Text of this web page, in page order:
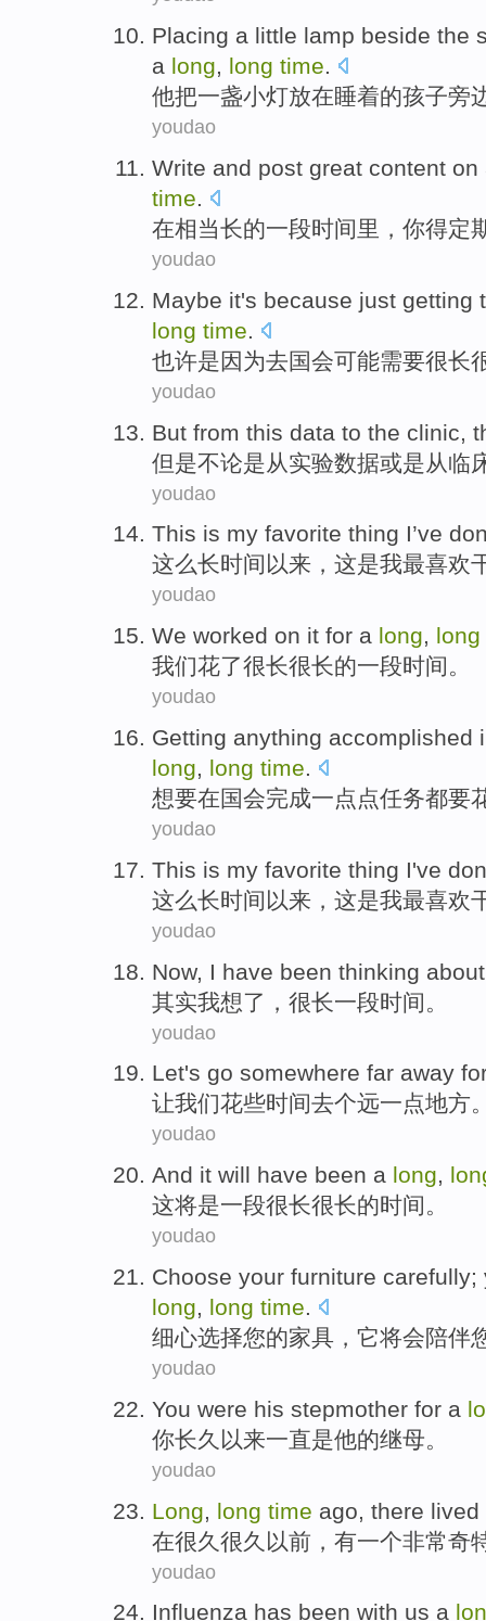
Placing a little lamp beside the
a long, long time.
他把一盏小灯放在睡着的孩子旁
youdao
Write and post great content on
time.
在相当长的一段时间里 ，你得定
youdao
Maybe it's because just getting
long time.
也许是因为去国会可能需要很长
youdao
But from this data to the clinic
但是不论是从实验数据或是从临
youdao
This is my favorite thing I’ve
这么长时间 以来 ， 这是我最喜欢
youdao
We worked on it for a long, long
我们花了很长很长的一段时间。
youdao
Getting anything accomplished
long, long time.
想要在国会完成一点点任务都要
youdao
This is my favorite thing I've
这么长时间 以来 ， 这是我最喜欢
youdao
Now, I have been thinking about
其实我想了 ，很长一段时间 。
youdao
Let's go somewhere far away
让我们花些时间去个远一点地方
youdao
And it will have been a long,
这将是一段很长很长的时间。
youdao
Choose your furniture carefully;
long, long time.
细心选择您的家具 ， 它将会陪伴
youdao
You were his stepmother for a
你长久以来一直是他的继母。
youdao
Long long time ago there lived
在很久很久 以前 ， 有一个非常奇
youdao
Influenza has been with us a